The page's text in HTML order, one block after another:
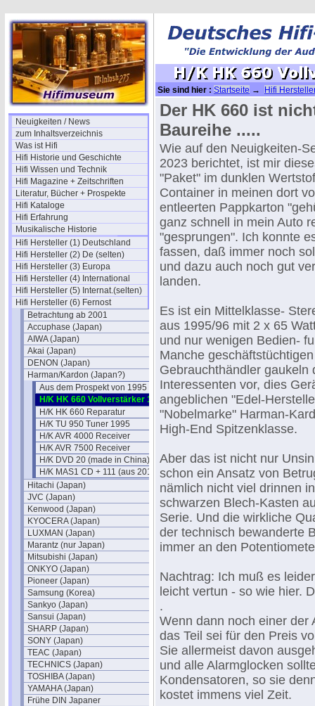
Neuigkeiten / News
zum Inhaltsverzeichnis
Was ist Hifi
Hifi Historie und Geschichte
Hifi Wissen und Technik
Hifi Magazine + Zeitschriften
Literatur, Bücher + Prospekte
Hifi Kataloge
Hifi Erfahrung
Musikalische Historie
Hifi Hersteller (1) Deutschland
Hifi Hersteller (2) De (selten)
Hifi Hersteller (3) Europa
Hifi Hersteller (4) International
Hifi Hersteller (5) Internat.(selten)
Hifi Hersteller (6) Fernost
Betrachtung ab 2001
Accuphase (Japan)
AIWA (Japan)
Akai (Japan)
DENON (Japan)
Harman/Kardon (Japan?)
Aus dem Prospekt von 1995
H/K HK 660 Vollverstärker 1995
H/K HK 660 Reparatur
H/K TU 950 Tuner 1995
H/K AVR 4000 Receiver
H/K AVR 7500 Receiver
H/K DVD 20 (made in China)
H/K MAS1 CD + 111 (aus 2010)
Hitachi (Japan)
JVC (Japan)
Kenwood (Japan)
KYOCERA (Japan)
LUXMAN (Japan)
Marantz (nur Japan)
Mitsubishi (Japan)
ONKYO (Japan)
Pioneer (Japan)
Samsung (Korea)
Sankyo (Japan)
Sansui (Japan)
SHARP (Japan)
SONY (Japan)
TEAC (Japan)
TECHNICS (Japan)
TOSHIBA (Japan)
YAMAHA (Japan)
Frühe DIN Japaner
Sie sind hier : Startseite →
Hifi
Der HK 660 ist
Baureihe .....
Wie auf den Neuigkeiten-
2023 berichtet, ist mir
"Paket" im dunklen
Container in meinen dort
entleerten Pappkarton
ganz schnell in mein Auto
"gesprungen". Ich konnte
fassen, daß immer noch
und dazu auch noch gut
landen.
Es ist ein Mittelklasse-
aus 1995/96 mit 2 x 65
und nur wenigen Bedien-
Manche geschäftstüchtigen
Gebrauchthändler gaukeln
Interessenten vor, dies
angeblichen "Edel-
"Nobelmarke" Harman-
High-End Spitzenklasse.
Aber das ist nicht nur
schon ein Ansatz von
nämlich nicht viel drinnen
schwarzen Blech-Kasten
Serie. Und die wirkliche
der technisch bewanderte
immer an den
Nachtrag: Ich muß es
leicht vertun - so wie hier.
.
Wenn dann noch einer der
das Teil sei für den Preis
Sie allermeist davon
und alle Alarmglocken
Kondensatoren, so sie
kostet immens viel Zeit.